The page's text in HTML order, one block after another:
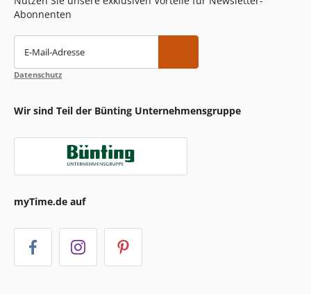
Abonnenten
E-Mail-Adresse
Datenschutz
Wir sind Teil der Bünting Unternehmensgruppe
myTime.de auf